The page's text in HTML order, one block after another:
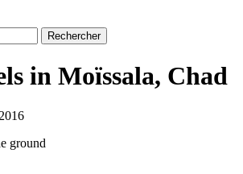
in Moïssala, Chad
ground